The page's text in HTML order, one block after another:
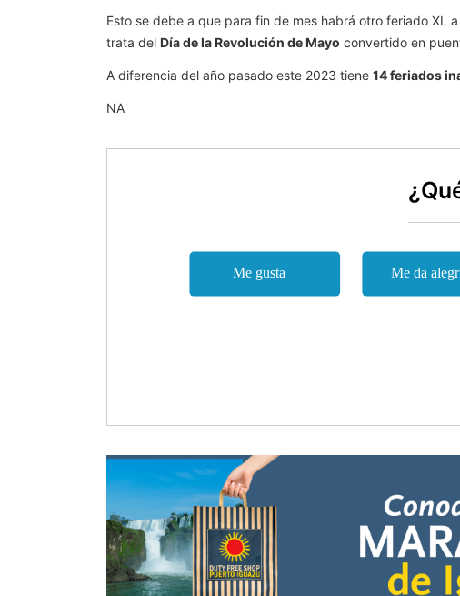
Esto se debe a que para fin de mes habrá otro feriado XL
trata del Día de la Revolución de Mayo convertido en
A diferencia del año pasado este 2023 tiene 14 feriados
NA